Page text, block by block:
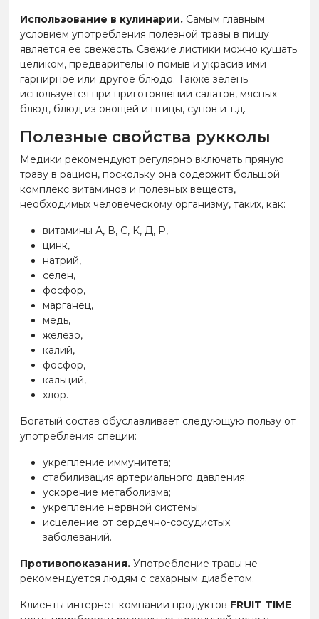
Использование в кулинарии. Самым главным
условием употребления полезной травы в пищу
является ее свежесть. Свежие листики можно кушать
целиком, предварительно помыв и украсив ими
гарнирное или другое блюдо. Также зелень
используется при приготовлении салатов, мясных
блюд, блюд из овощей и птицы, супов и т.д.
Полезные свойства рукколы
Медики рекомендуют регулярно включать пряную
траву в рацион, поскольку она содержит большой
комплекс витаминов и полезных веществ,
необходимых человеческому организму, таких, как:
витамины А, В, С, К, Д, Р,
цинк,
натрий,
селен,
фосфор,
марганец,
медь,
железо,
калий,
фосфор,
кальций,
хлор.
Богатый состав обуславливает следующую пользу от
употребления специи:
укрепление иммунитета;
стабилизация артериального давления;
ускорение метаболизма;
укрепление нервной системы;
исцеление от сердечно-сосудистых
заболеваний.
Противопоказания. Употребление травы не
рекомендуется людям с сахарным диабетом.
Клиенты интернет-компании продуктов FRUIT TIME